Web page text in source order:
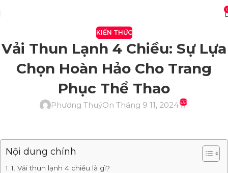
KIẾN THỨC
Vải Thun Lạnh 4 Chiều: Sự Lựa
Chọn Hoàn Hảo Cho Trang
Phục Thể Thao
Phương ThuýOn Tháng 9 11, 2024 933
Nội dung chính
1. Vải thun lạnh 4 chiều là gì?